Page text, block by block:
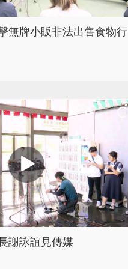
無牌小販非法出售食物行
謝詠誼見傳媒